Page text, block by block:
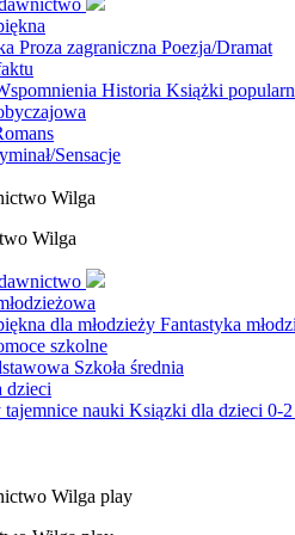
Proza zagraniczna Poezja/Dramat
Historia Książki
Sensacje
Wilga
dla młodzieży Fantastyka
szkolne
Szkoła średnia
dzieci
tajemnice nauki Ksiązki dla dzieci 0-2